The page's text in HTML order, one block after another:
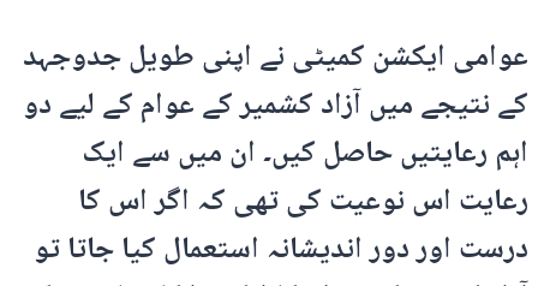
عوامی ایکشن کمیٹی نے اپنی طویل جدوجہد
کے نتیجے میں آزاد کشمیر کے عوام کے لیے دو
اہم رعایتیں حاصل کیں۔ ان میں سے ایک
رعایت اس نوعیت کی تھی کہ اگر اس کا
درست اور دور اندیشانہ استعمال کیا جاتا تو